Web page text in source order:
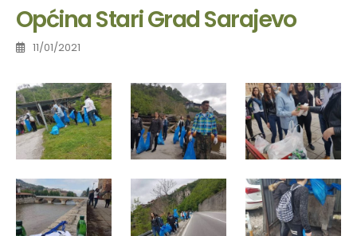
Općina Stari Grad Sarajevo
11/01/2021